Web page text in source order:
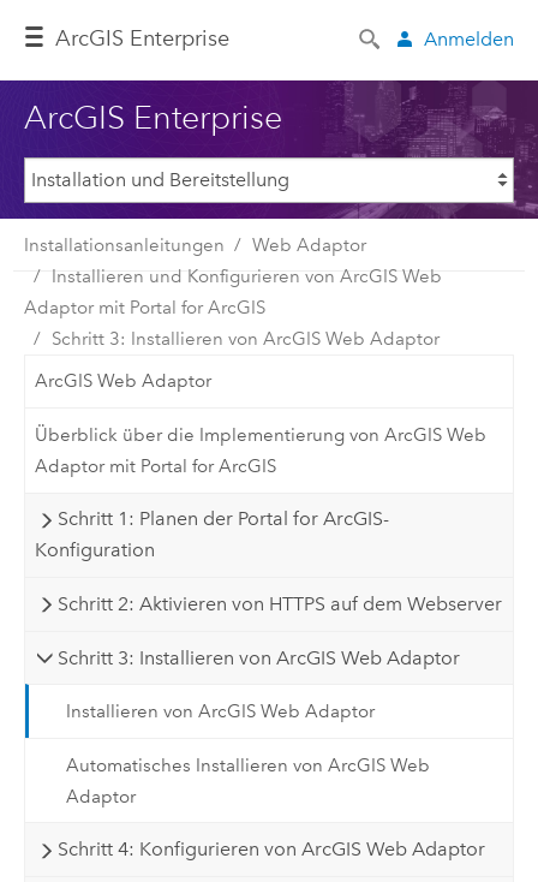
ArcGIS Enterprise Anmelden
ArcGIS Enterprise
Installationsanleitungen
Web Adaptor
Installieren und Konfigurieren von ArcGIS Web
Adaptor mit Portal for ArcGIS
Schritt 3: Installieren von ArcGIS Web Adaptor
ArcGIS Web Adaptor
Überblick über die Implementierung von ArcGIS Web
Adaptor mit Portal for ArcGIS
Schritt 1: Planen der Portal for ArcGIS-
Konfiguration
Schritt 2: Aktivieren von HTTPS auf dem Webserver
Schritt 3: Installieren von ArcGIS Web Adaptor
Installieren von ArcGIS Web Adaptor
Automatisches Installieren von ArcGIS Web
Adaptor
Schritt 4: Konfigurieren von ArcGIS Web Adaptor